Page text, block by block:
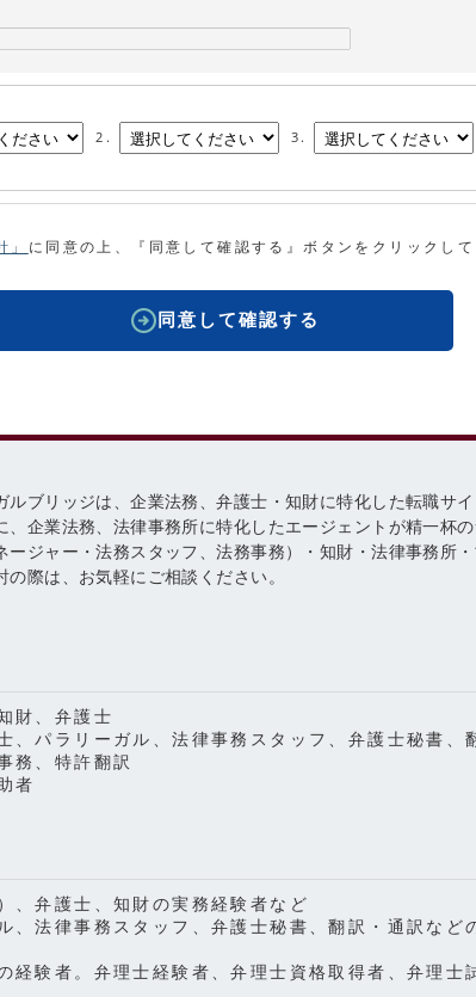
2. 3.
に同意の上、『同意して確認する』ボタンをクリックし
同意して確認する
ルブリッジは、企業法務、弁護士・知財に特化した転職サ
、企業法務、法律事務所に特化したエージェントが精一杯
ージャー・法務スタッフ、法務事務）・知財・法律事務所
の際は、お気軽にご相談ください。
財、弁護士
、パラリーガル、法律事務スタッフ、弁護士秘書、
務、特許翻訳
者
、弁護士、知財の実務経験者など
、法律事務スタッフ、弁護士秘書、翻訳・通訳な
経験者。弁理士経験者、弁理士資格取得者、弁理